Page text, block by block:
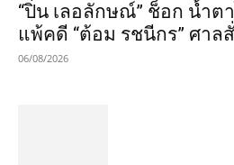
“ปิ่น เลอลักษณ์” ช็อก น้ำต
แพ้คดี “ต้อม รชนีกร” ศาล
06/08/2026